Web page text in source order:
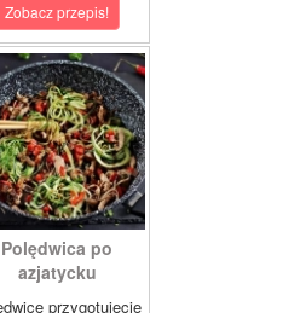
Zobacz przepis!
Polędwica po
azjatycku
przygotujecie